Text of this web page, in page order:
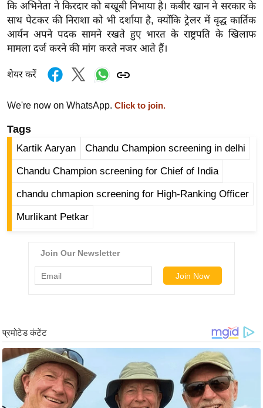
या
सा
हि
ज
त
टो
व
र्ल्ड
ज
ब्री
ज
ग
त
बॉ
ली
कि अभिनेता ने किरदार को बखूबी निभाया है। कबीर खान ने सरकार के
साथ पेटकर की निराशा को भी दर्शाया है, क्योंकि ट्रेलर में वृद्ध कार्तिक
आर्यन अपने पदक सामने रखते हुए भारत के राष्ट्रपति के खिलाफ
मामला दर्ज करने की मांग करते नजर आते हैं।
शेयर करें
We're now on WhatsApp. Click to join.
Tags
Kartik Aaryan Chandu Champion screening in delhi
Chandu Champion screening for Chief of India
chandu chmapion screening for High-Ranking Officer
Murlikant Petkar